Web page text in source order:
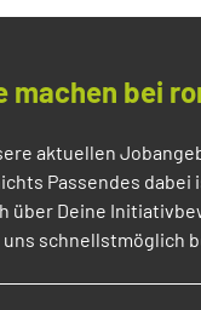
machen bei
aktuellen
Passendes dabei
über Deine
schnellstmöglich